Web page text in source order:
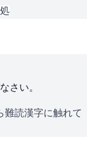
さい。
難読漢字に触れて